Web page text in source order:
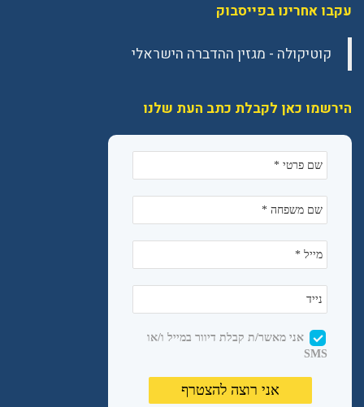
עקבו אחרינו בפייסבוק
הירשמו כאן לקבלת כתב העת שלנו